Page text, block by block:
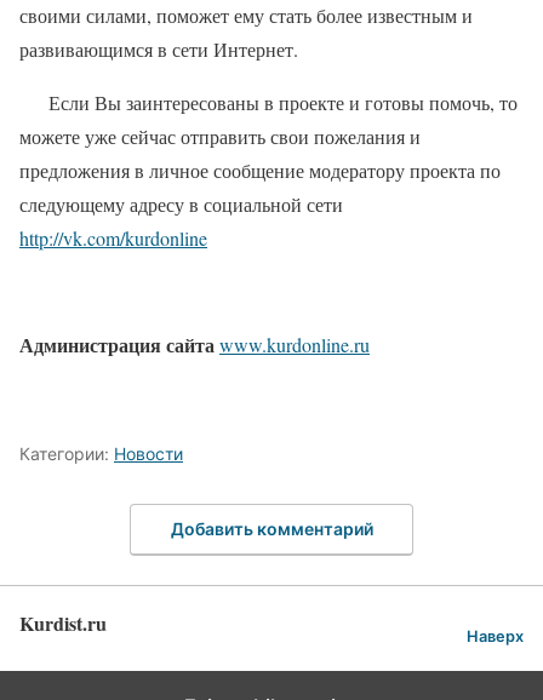
своими силами, поможет ему стать более известным и
развивающимся в сети Интернет.
Если Вы заинтересованы в проекте и готовы помочь, то
можете уже сейчас отправить свои пожелания и
предложения в личное сообщение модератору проекта по
следующему адресу в социальной сети
http://vk.com/kurdonline
Администрация сайтаwww.kurdonline.ru
Категории: Новости
Добавить комментарий
Kurdist.ru Наверх